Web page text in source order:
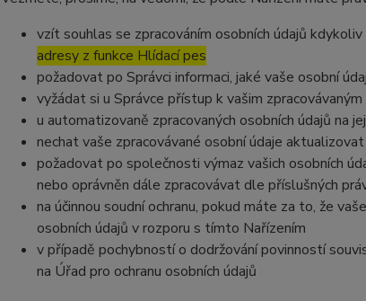
vzít souhlas se zpracováním osobních údajů
adresy z funkce Hlídací pes
požadovat po Správci informaci, jaké vaše osobní
vyžádat si u Správce přístup k vašim
u automatizovaně zpracovaných osobních údajů na
nechat vaše zpracovávané osobní údaje
požadovat po společnosti výmaz vašich osobních
nebo oprávněn dále zpracovávat dle příslušných
na účinnou soudní ochranu, pokud máte za to, že
osobních údajů v rozporu s tímto Nařízením
v případě pochybností o dodržování povinností
na Úřad pro ochranu osobních údajů